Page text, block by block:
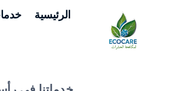
المحتوى
الرئيسية